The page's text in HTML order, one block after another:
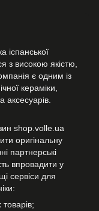
іспанської
з високою якістю,
є одним із
кераміки,
аксесуарів.
shop.volle.ua
оригінальну
партнерські
впровадити у
сервіси для